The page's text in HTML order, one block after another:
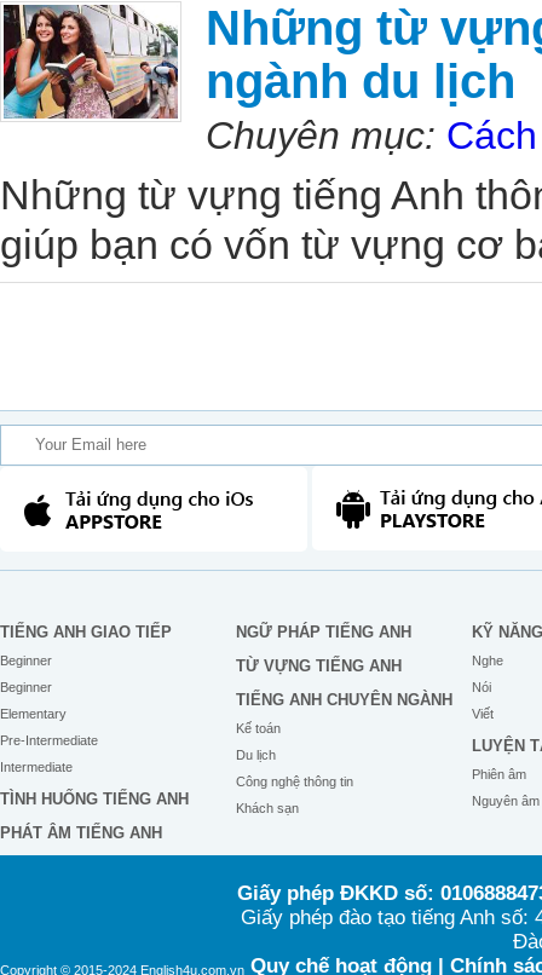
Những từ
ngành du lịch
Chuyên mục:
Những từ vựng tiếng Anh
giúp bạn có vốn từ vựng cơ
TIẾNG ANH GIAO TIẾP
Beginner
Beginner
Elementary
Pre-Intermediate
Intermediate
TÌNH HUỐNG TIẾNG ANH
PHÁT ÂM TIẾNG ANH
NGỮ PHÁP TIẾNG ANH
TỪ VỰNG TIẾNG ANH
TIẾNG ANH CHUYÊN NGÀNH
Kế toán
Du lịch
Công nghệ thông tin
Khách sạn
KỸ NĂNG
Nghe
Nói
Viết
LUYỆN
Phiên âm
Nguyên âm
Copyright © 2015-2024 English4u.com.vn
Giấy phép ĐKKD số:
Giấy phép đào tạo tiếng Anh
Quy chế hoạt động| Chính